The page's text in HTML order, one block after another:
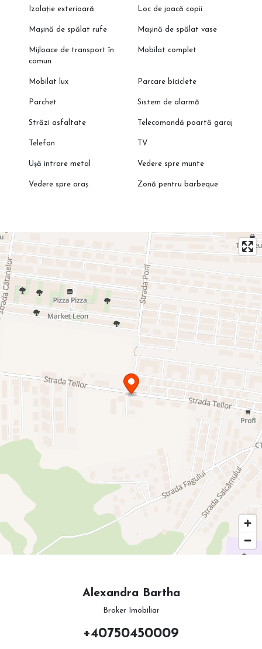
Izolație exterioară Loc de joacă copii
Mașină de spălat rufe Mașină de spălat vase
Mijloace de transport în
comun
Mobilat complet
Mobilat lux Parcare biciclete
Parchet Sistem de alarmă
Străzi asfaltate Telecomandă poartă garaj
Telefon TV
Ușă intrare metal Vedere spre munte
Vedere spre oraș Zonă pentru barbeque
Alexandra Bartha
Broker Imobiliar
+40750450009